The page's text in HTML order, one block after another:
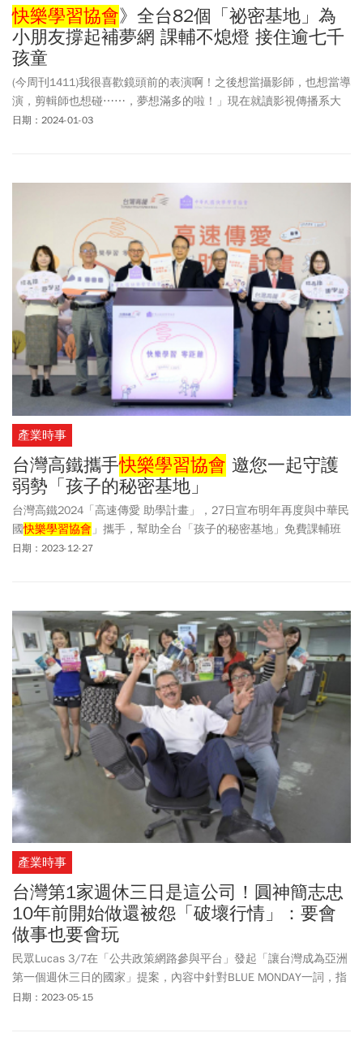
快樂學習協會》全台82個「祕密基地」為
小朋友撐起補夢網 課輔不熄燈 接住逾七千
孩童
(今周刊1411)我很喜歡鏡頭前的表演啊！之後想當攝影師，也想當導
演，剪輯師也想碰⋯⋯，夢想滿多的啦！」現在就讀影視傳播系大
一的曉菁，說起話來總把眼睛笑成一條線，老師們說她像諧星、是
髮，搭配超大號寬鬆衣，有種低調而大方的明星氣勢，談起未來，
眼神閃爍，似乎已經看見無限可能。
日期：2024-01-03
產業時事
台灣高鐵攜手快樂學習協會 邀您一起守護
弱勢「孩子的秘密基地」
台灣高鐵2024「高速傳愛 助學計畫」，27日宣布明年再度與中華民
國快樂學習協會 」攜手，幫助全台「孩子的秘密基地」免費課輔班
順利運作。
日期：2023-12-27
產業時事
台灣第1家週休三日是這公司！圓神簡志忠
10年前開始做還被怨「破壞行情」：要會
做事也要會玩
民眾Lucas 3/7在「公共政策網路參與平台」發起「讓台灣成為亞洲
第一個週休三日的國家」提案，內容中針對BLUE MONDAY一詞，指
這是絕大多數上班族的夢魘，該如何提升上班意願。這項「週休三
日期：2023-05-15